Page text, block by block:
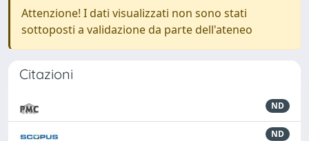
Attenzione! I dati visualizzati non sono stati
sottoposti a validazione da parte dell'ateneo
Citazioni
ND
ND